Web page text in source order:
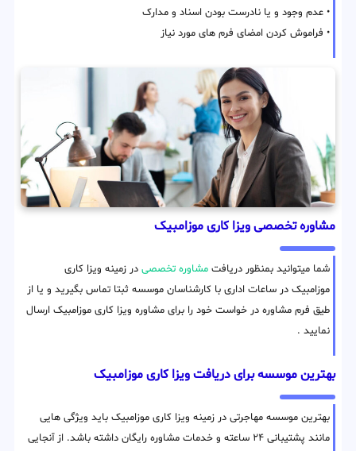
• عدم وجود و یا نادرست بودن اسناد و مدارک
• فراموش کردن امضای فرم های مورد نیاز
مشاوره تخصصی ویزا کاری موزامبیک
شما میتوانید بمنظور دریافت مشاوره تخصصی در زمینه ویزا کاری
موزامبیک در ساعات اداری با کارشناسان موسسه ثبتا تماس بگیرید و یا از
طیق فرم مشاوره در خواست خود را برای مشاوره ویزا کاری موزامبیک ارسال
نمایید .
بهترین موسسه برای دریافت ویزا کاری موزامبیک
بهترین موسسه مهاجرتی در زمینه ویزا کاری موزامبیک باید ویژگی هایی
مانند پشتیبانی ۲۴ ساعته و خدمات مشاوره رایگان داشته باشد. از آنجایی